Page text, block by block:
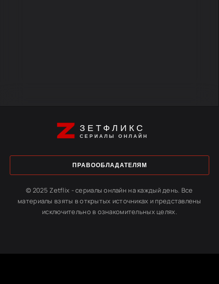
ЗЕТФЛИКС
СЕРИАЛЫ ОНЛАЙН
ПРАВООБЛАДАТЕЛЯМ
© 2025 Zetflix - сериалы онлайн на каждый день. Все
материалы взяты в открытых источниках и представлены
исключительно в ознакомительных целях.